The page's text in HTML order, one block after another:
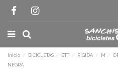
Inicio BICICLETAS BTT RIGIDA M
NEGRA